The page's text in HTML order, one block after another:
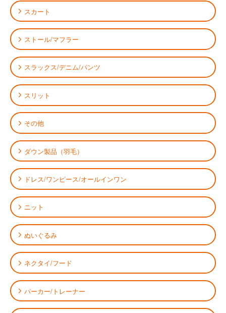
スカート
ストール/マフラー
スラックス/デニム/パンツ
スリット
その他
ダウン製品（羽毛）
ドレス/ワンピース/オールインワン
ニット
ぬいぐるみ
ネクタイ/フード
パーカー/トレーナー